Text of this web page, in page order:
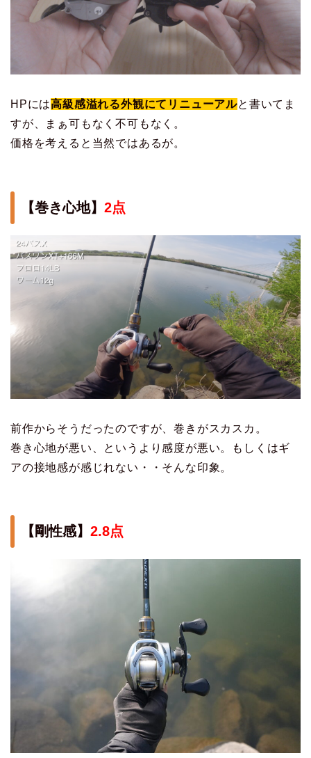
HPには高級感溢れる外観にてリニューアルと書いてま
すが、まぁ可もなく不可もなく。
価格を考えると当然ではあるが。
【巻き心地】 2点
前作からそうだったのですが、巻きがスカスカ。
巻き心地が悪い、というより感度が悪い。もしくはギ
アの接地感が感じれない・・そんな印象。
【剛性感】 2.8点